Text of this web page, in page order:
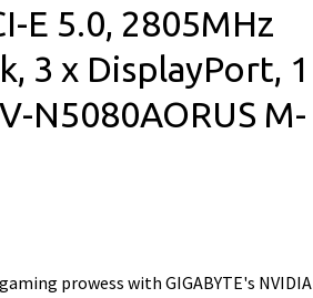
E 5.0, 2805MHz
3 x DisplayPort, 1
N5080AORUS M-
prowess with GIGABYTE's NVIDIA